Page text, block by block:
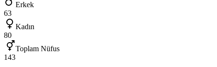
Erkek
63
Kadın
80
Toplam Nüfus
143